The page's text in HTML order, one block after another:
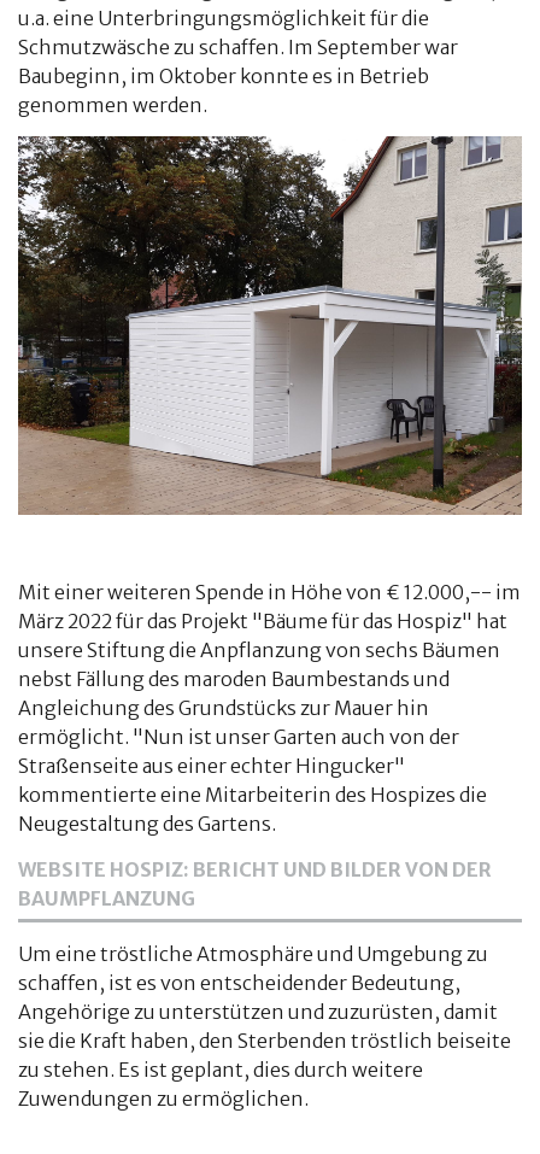
u.a. eine Unterbringungsmöglichkeit für die
Schmutzwäsche zu schaffen. Im September war
Baubeginn, im Oktober konnte es in Betrieb
genommen werden.
Mit einer weiteren Spende in Höhe von € 12.000,-- im
März 2022 für das Projekt "Bäume für das Hospiz" hat
unsere Stiftung die Anpflanzung von sechs Bäumen
nebst Fällung des maroden Baumbestands und
Angleichung des Grundstücks zur Mauer hin
ermöglicht. "Nun ist unser Garten auch von der
Straßenseite aus einer echter Hingucker"
kommentierte eine Mitarbeiterin des Hospizes die
Neugestaltung des Gartens.
WEBSITE HOSPIZ: BERICHT UND BILDER VON DER
BAUMPFLANZUNG
Um eine tröstliche Atmosphäre und Umgebung zu
schaffen, ist es von entscheidender Bedeutung,
Angehörige zu unterstützen und zuzurüsten, damit
sie die Kraft haben, den Sterbenden tröstlich beiseite
zu stehen. Es ist geplant, dies durch weitere
Zuwendungen zu ermöglichen.